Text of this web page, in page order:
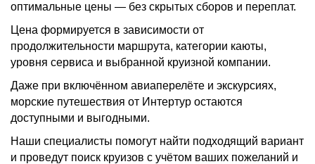
оптимальные цены — без скрытых сборов и переплат.
Цена формируется в зависимости от
продолжительности маршрута, категории каюты,
уровня сервиса и выбранной круизной компании.
Даже при включённом авиаперелёте и экскурсиях,
морские путешествия от Интертур остаются
доступными и выгодными.
Наши специалисты помогут найти подходящий вариант
и проведут поиск круизов с учётом ваших пожеланий и